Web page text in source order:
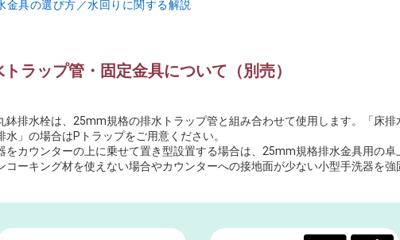
金具の選び方／水回りに関する解説
トラップ管・固定金具について（別売）
鉢排水栓は、25mm規格の排水トラップ管と組み合わせて使用します。「床排
水」の場合はPトラップをご用意ください。
をカウンターの上に乗せて置き型設置する場合は、25mm規格排水金具用の
コーキング材を使えない場合やカウンターへの接地面が少ない小型手洗器を強